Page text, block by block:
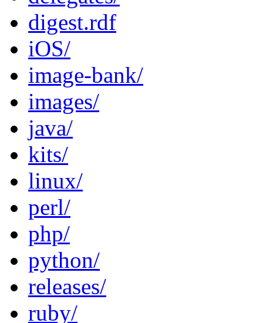
digest.rdf
iOS/
image-bank/
images/
java/
kits/
linux/
perl/
php/
python/
releases/
ruby/